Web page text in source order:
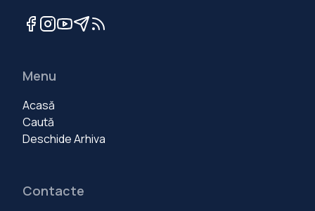
Menu
Acasă
Caută
Deschide Arhiva
Contacte